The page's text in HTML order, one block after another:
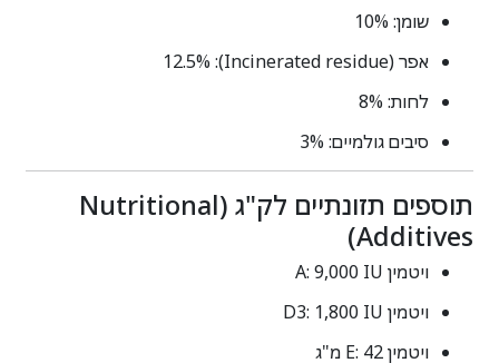
שומן: 10%
אפר (Incinerated residue): 12.5%
לחות: 8%
סיבים גולמיים: 3%
תוספים תזונתיים לק"ג (Nutritional
Additives)
ויטמין A: ‎9,000 IU
ויטמין D3: ‎1,800 IU
ויטמין E: ‎42 מ"ג